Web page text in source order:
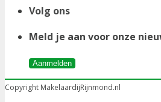
Volg ons
Meld je aan voor onze
Aanmelden
Copyright MakelaardijRijnmond.nl